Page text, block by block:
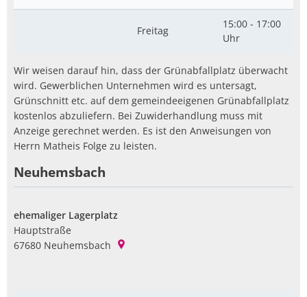
Freitag
15:00 - 17:00
Uhr
Wir weisen darauf hin, dass der Grünabfallplatz überwacht
wird. Gewerblichen Unternehmen wird es untersagt,
Grünschnitt etc. auf dem gemeindeeigenen Grünabfallplatz
kostenlos abzuliefern. Bei Zuwiderhandlung muss mit
Anzeige gerechnet werden. Es ist den Anweisungen von
Herrn Matheis Folge zu leisten.
Neuhemsbach
ehemaliger Lagerplatz
Hauptstraße
67680 Neuhemsbach